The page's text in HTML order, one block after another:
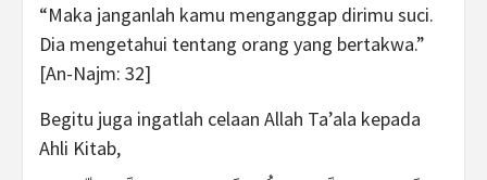
“Maka janganlah kamu menganggap dirimu suci.
Dia mengetahui tentang orang yang bertakwa.”
[An-Najm: 32]
Begitu juga ingatlah celaan Allah Ta’ala kepada
Ahli Kitab,